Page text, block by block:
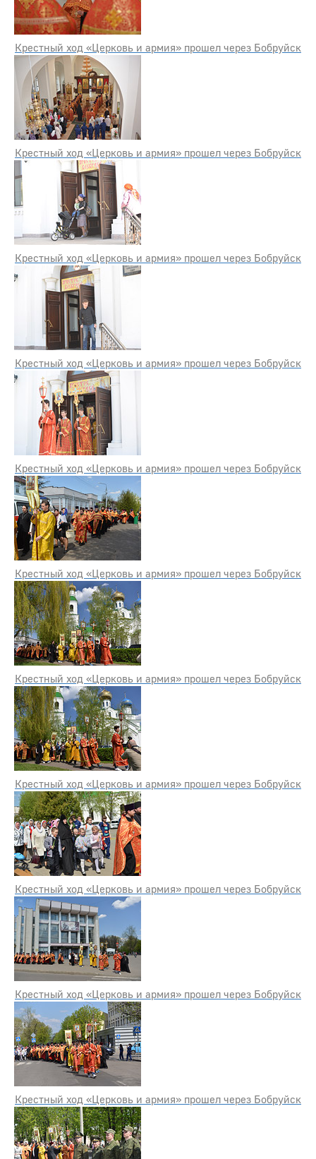
Крестный ход «Церковь и армия» прошел через Бобруйск
Крестный ход «Церковь и армия» прошел через Бобруйск
Крестный ход «Церковь и армия» прошел через Бобруйск
Крестный ход «Церковь и армия» прошел через Бобруйск
Крестный ход «Церковь и армия» прошел через Бобруйск
Крестный ход «Церковь и армия» прошел через Бобруйск
Крестный ход «Церковь и армия» прошел через Бобруйск
Крестный ход «Церковь и армия» прошел через Бобруйск
Крестный ход «Церковь и армия» прошел через Бобруйск
Крестный ход «Церковь и армия» прошел через Бобруйск
Крестный ход «Церковь и армия» прошел через Бобруйск